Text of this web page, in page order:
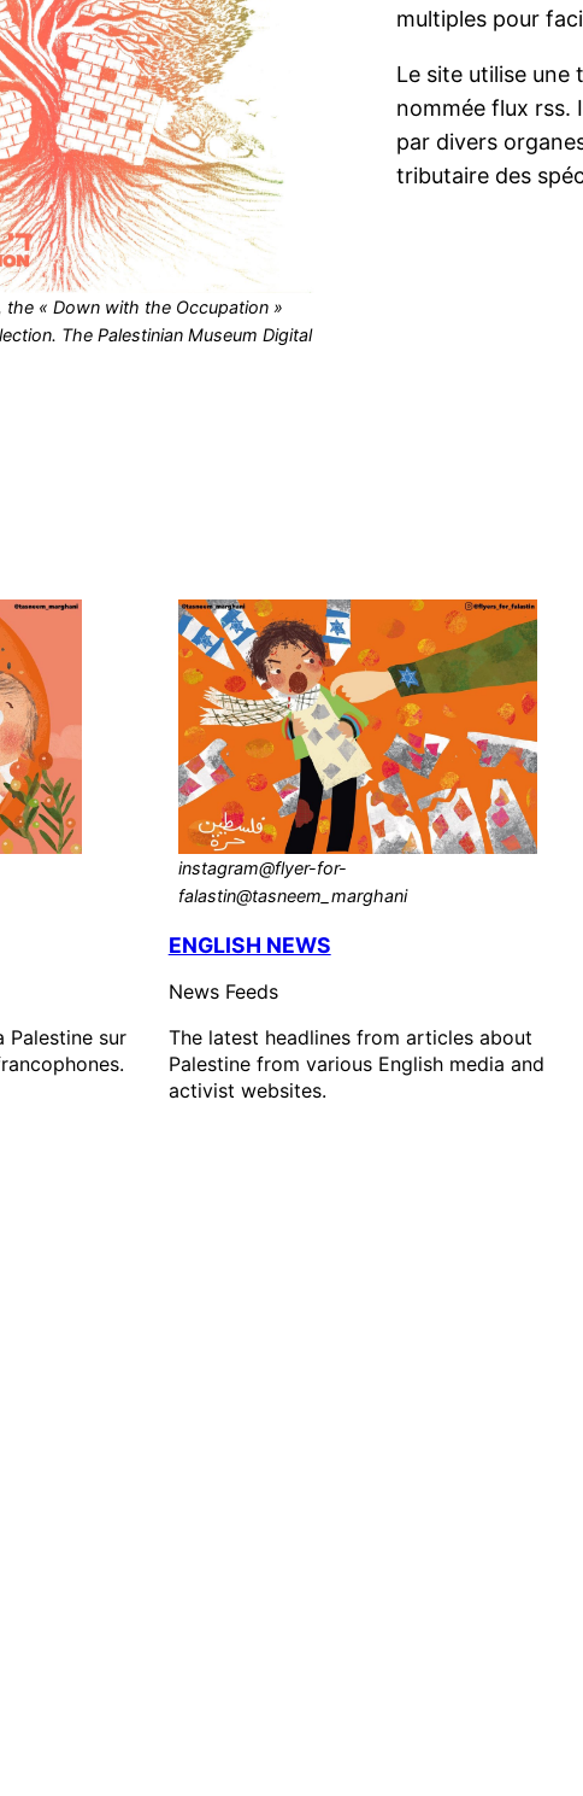
« Down with the Occupation »
The Palestinian Museum Digital
multiples pour
Le site utilise une
nommée flux rss.
par divers
tributaire des
Palestine sur
instagram@flyer-for-
falastin@tasneem_marghani
ENGLISH NEWS
News Feeds
The latest headlines from articles about
Palestine from various English media and
activist websites.